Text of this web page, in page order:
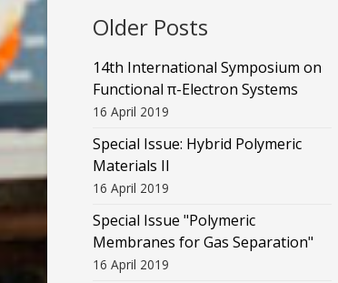
Older Posts
14th International Symposium on
Functional π-Electron Systems
16 April 2019
Special Issue: Hybrid Polymeric
Materials II
16 April 2019
Special Issue "Polymeric
Membranes for Gas Separation"
16 April 2019